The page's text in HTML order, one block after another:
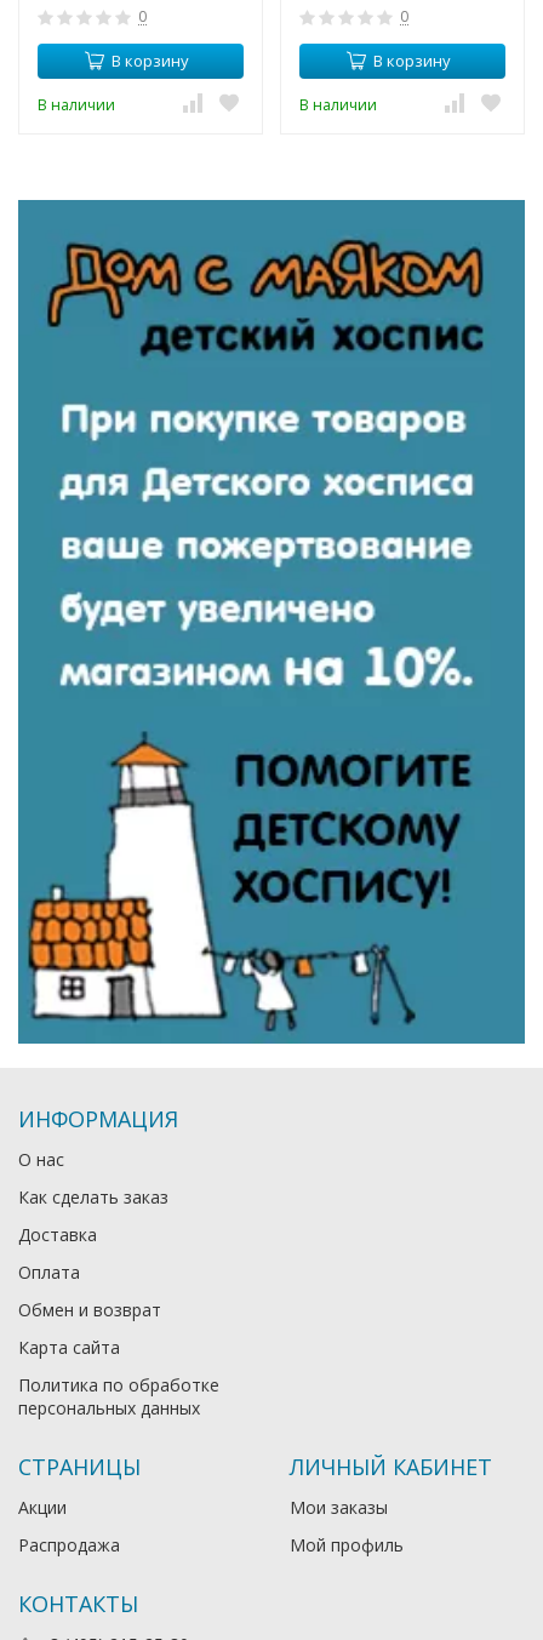
0
В корзину
В наличии
0
В корзину
В наличии
ИНФОРМАЦИЯ
О нас
Как сделать заказ
Доставка
Оплата
Обмен и возврат
Карта сайта
Политика по обработке
персональных данных
СТРАНИЦЫ
Акции
Распродажа
ЛИЧНЫЙ КАБИНЕТ
Мои заказы
Мой профиль
КОНТАКТЫ